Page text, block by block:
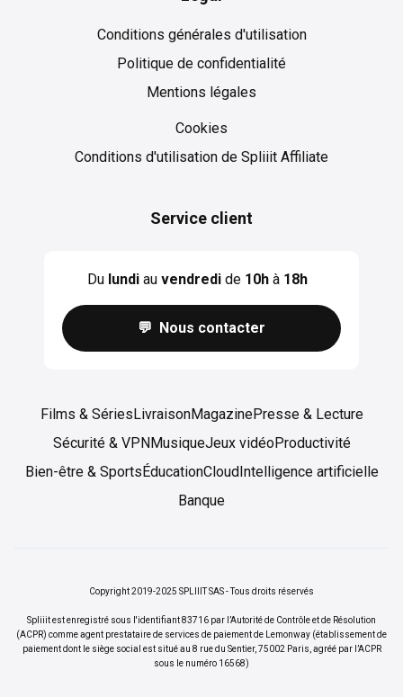
Conditions générales d'utilisation
Politique de confidentialité
Mentions légales
Cookies
Cookies
Conditions d'utilisation de Spliiit Affiliate
Service client
Du lundiau vendredide 10hà 18h
💬 Nous contacter
Films & Séries LivraisonMagazinePresse & Lecture
Sécurité & VPN MusiqueJeux vidéoProductivité
Bien-être & Sports ÉducationCloud Intelligence artificielle
Banque
Copyright 2019-2025 SPLIIIT SAS - Tous droits réservés
Spliiit est enregistré sous l'identifiant 83716 par l’Autorité de Contrôle et de Résolution
(ACPR) comme agent prestataire de services de paiement de Lemonway (établissement de
paiement dont le siège social est situé au 8 rue du Sentier, 75002 Paris, agréé par l’ACPR
sous le numéro 16568)